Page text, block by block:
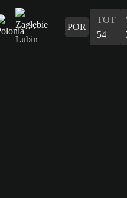
POR
TOT
54